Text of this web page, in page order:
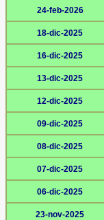
24-feb-2026
18-dic-2025
16-dic-2025
13-dic-2025
12-dic-2025
09-dic-2025
08-dic-2025
07-dic-2025
06-dic-2025
23-nov-2025